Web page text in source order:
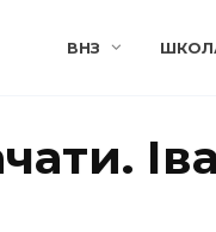
ВНЗ